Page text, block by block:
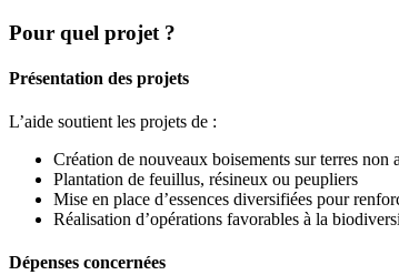
Pour quel projet ?
Présentation des projets
L’aide soutient les projets de :
Création de nouveaux boisements sur terres non
Plantation de feuillus, résineux ou peupliers
Mise en place d’essences diversifiées pour
Réalisation d’opérations favorables à la
Dépenses concernées